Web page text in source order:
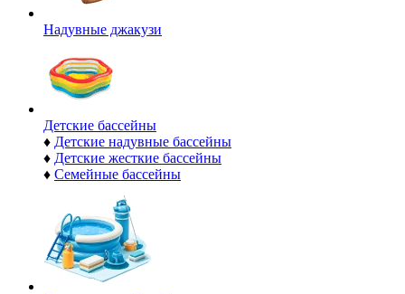
Надувные джакузи
Детские бассейны
♦ Детские надувные бассейны
♦ Детские жесткие бассейны
♦ Семейные бассейны